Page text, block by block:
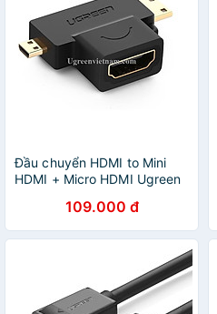
Đầu chuyển HDMI to Mini
HDMI + Micro HDMI Ugreen
109.000 đ